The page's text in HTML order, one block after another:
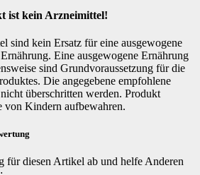
ist kein Arzneimittel!
sind kein Ersatz für eine ausgewogene
Eine ausgewogene Ernährung
sind Grundvoraussetzung für die
Die angegebene empfohlene
überschritten werden. Produkt
von Kindern aufbewahren.
für diesen Artikel ab und helfe Anderen